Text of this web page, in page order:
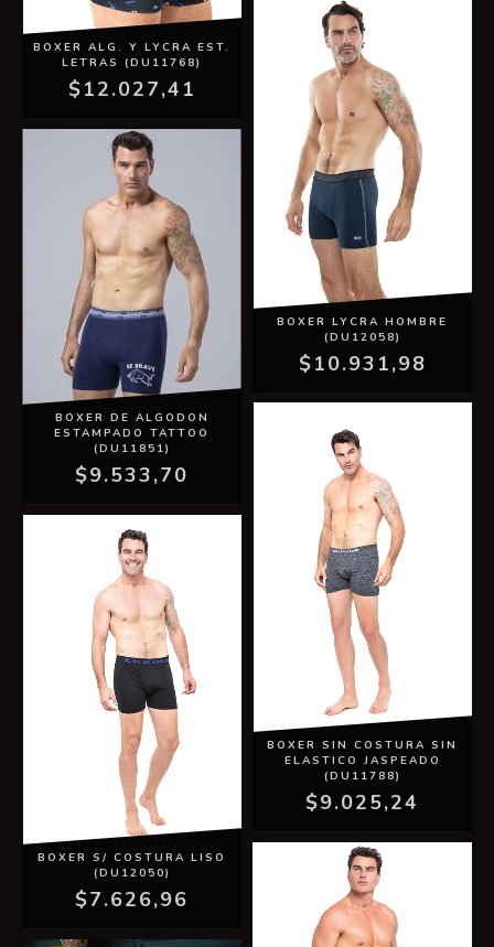
BOXER ALG. Y LYCRA EST.
LETRAS (DU11768)
$12.027,41
BOXER DE ALGODON
ESTAMPADO TATTOO
(DU11851)
$9.533,70
BOXER LYCRA HOMBRE
(DU12058)
$10.931,98
BOXER S/ COSTURA LISO
(DU12050)
$7.626,96
BOXER SIN COSTURA SIN
ELASTICO JASPEADO
(DU11788)
$9.025,24